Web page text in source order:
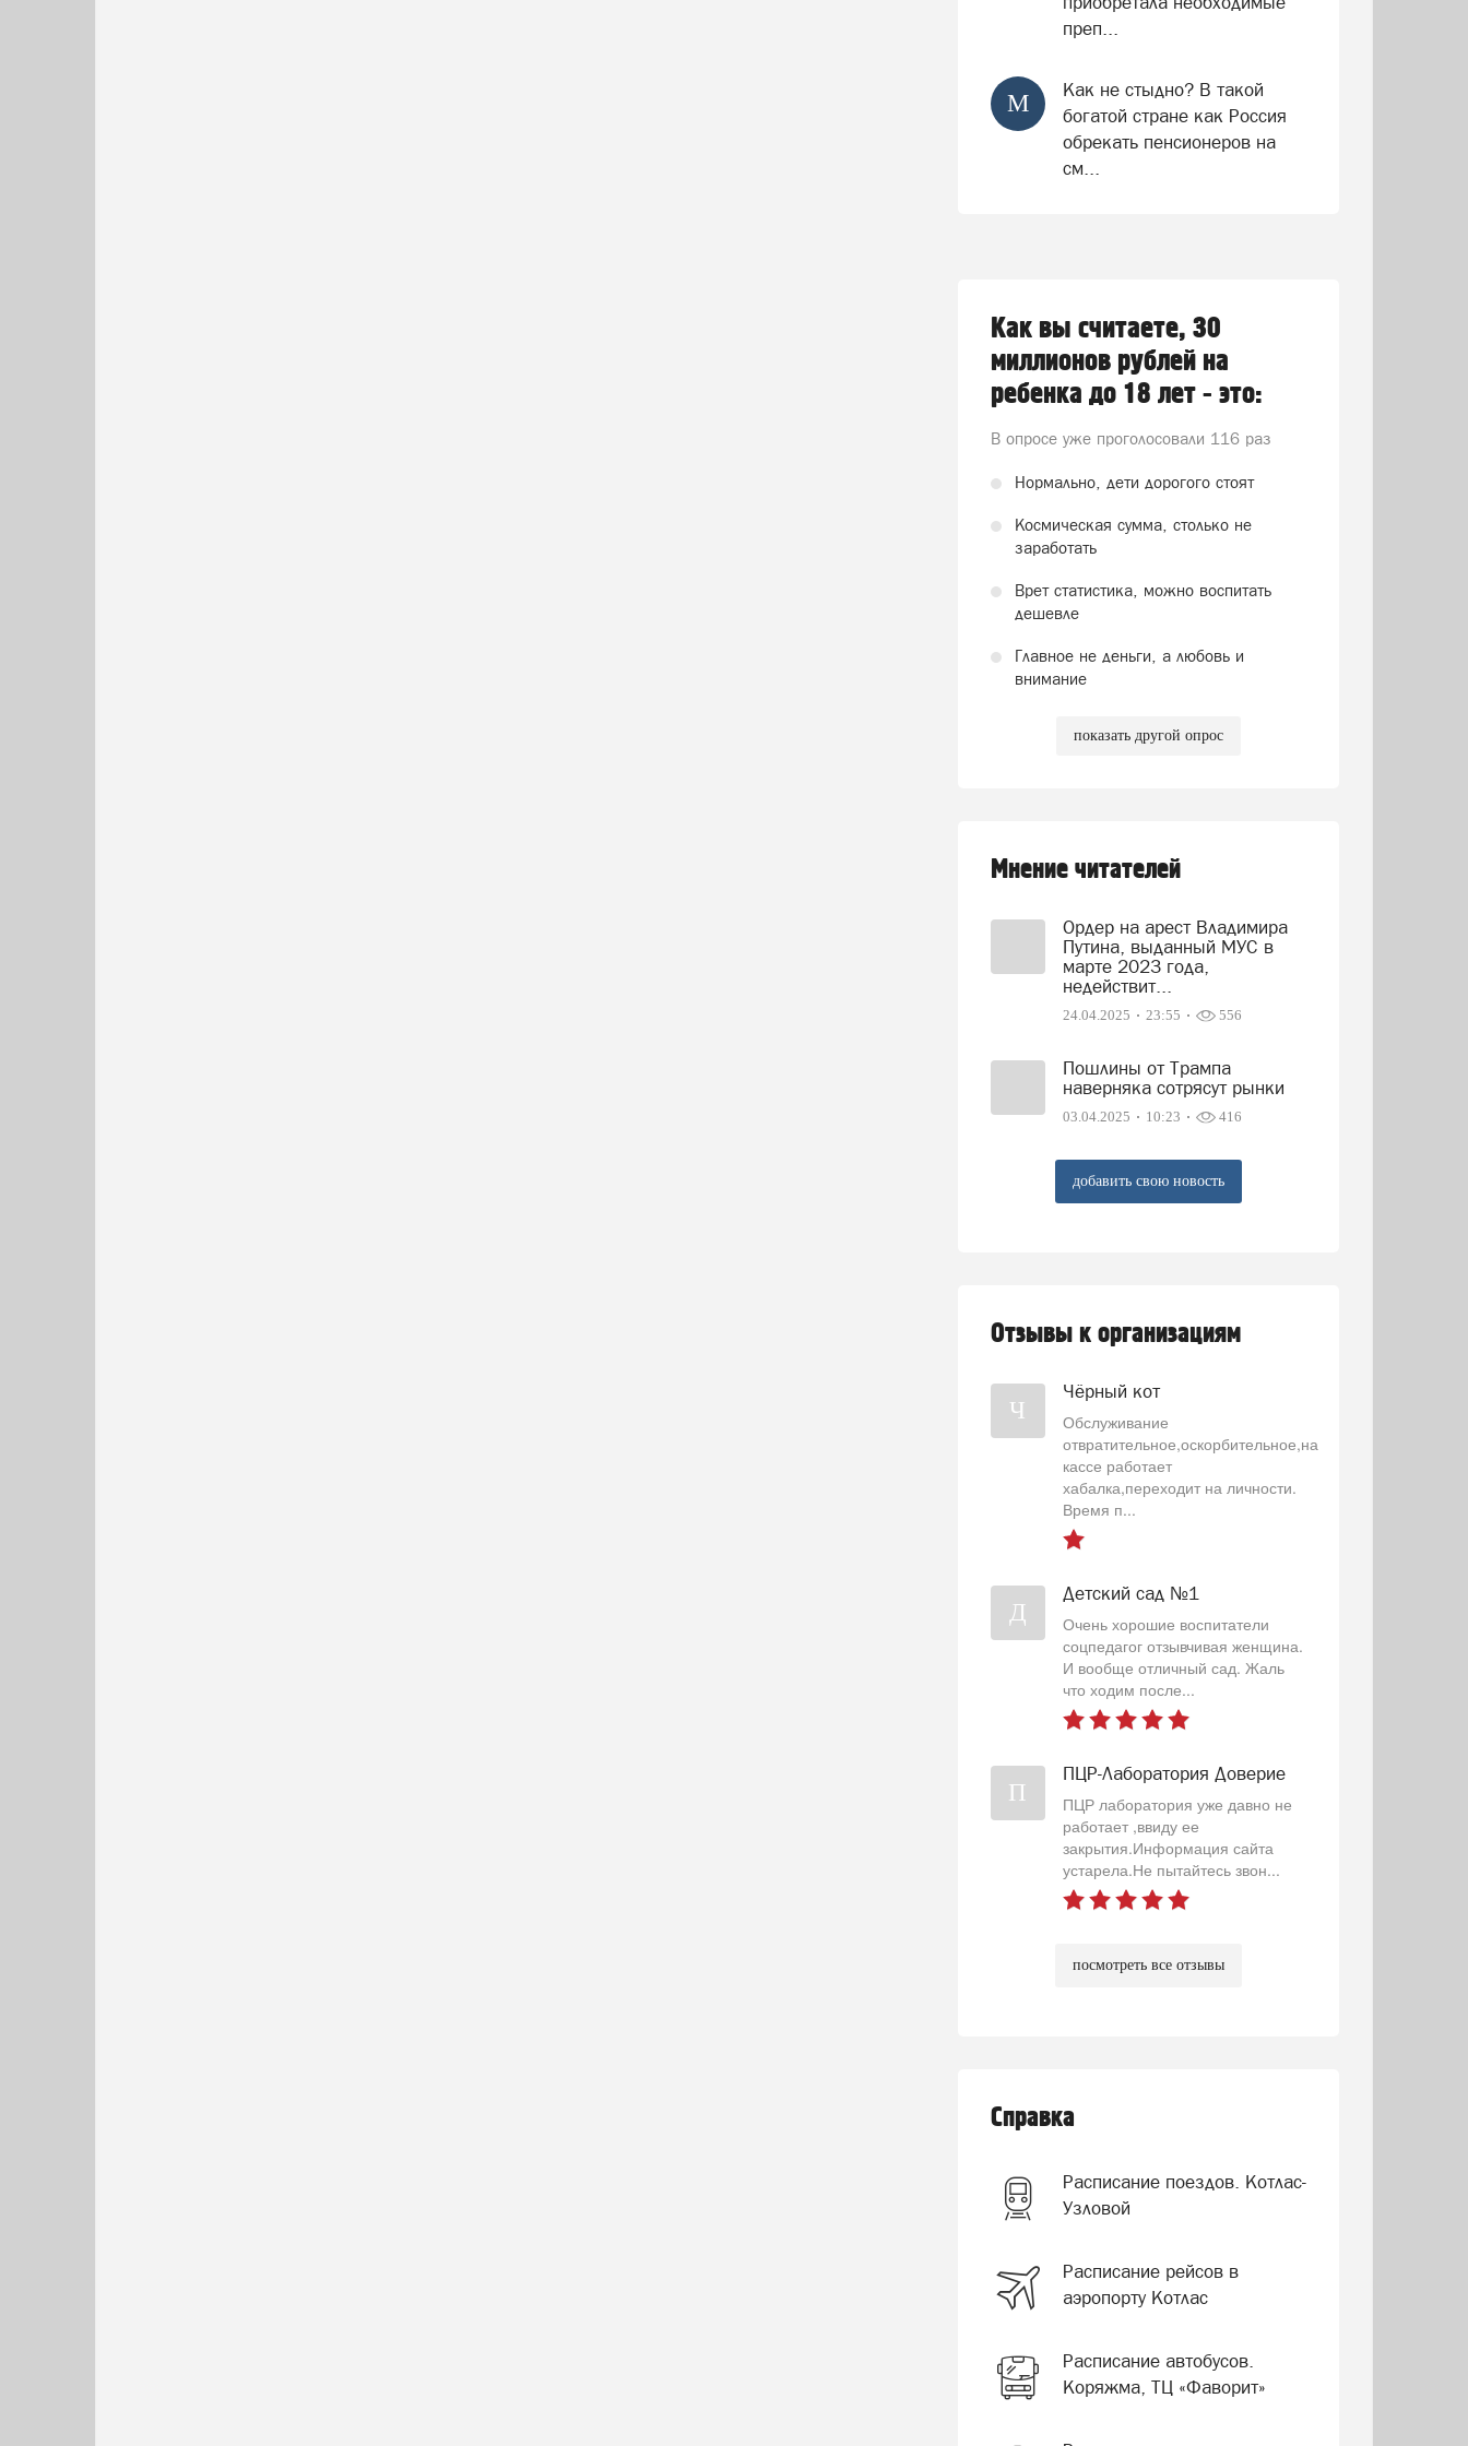
преп...
М
Как не стыдно? В такой
богатой стране как Россия
обрекать пенсионеров на
см...
Как вы считаете, 30
миллионов рублей на
ребенка до 18 лет - это:
В опросе уже проголосовали 116 раз
Нормально, дети дорогого стоят
Космическая сумма, столько не
заработать
Врет статистика, можно воспитать
дешевле
Главное не деньги, а любовь и
внимание
показать другой опрос
Мнение читателей
Ордер на арест Владимира
Путина, выданный МУС в
марте 2023 года,
недействит...
24.04.2025 23:55 556
Пошлины от Трампа
наверняка сотрясут рынки
03.04.2025 10:23 416
добавить свою новость
Отзывы к организациям
Ч
Чёрный кот
Обслуживание
отвратительное,оскорбительное,на
кассе работает
хабалка,переходит на личности.
Время п...
Д
Детский сад №1
Очень хорошие воспитатели
соцпедагог отзывчивая женщина.
И вообще отличный сад. Жаль
что ходим после...
П
ПЦР-Лаборатория Доверие
ПЦР лаборатория уже давно не
работает ,ввиду ее
закрытия.Информация сайта
устарела.Не пытайтесь звон...
посмотреть все отзывы
Справка
Расписание поездов. Котлас-
Узловой
Расписание рейсов в
аэропорту Котлас
Расписание автобусов.
Коряжма, ТЦ «Фаворит»